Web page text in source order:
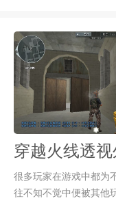
穿越火线透
很多玩家在游戏中都为
往不知不觉中便被其他